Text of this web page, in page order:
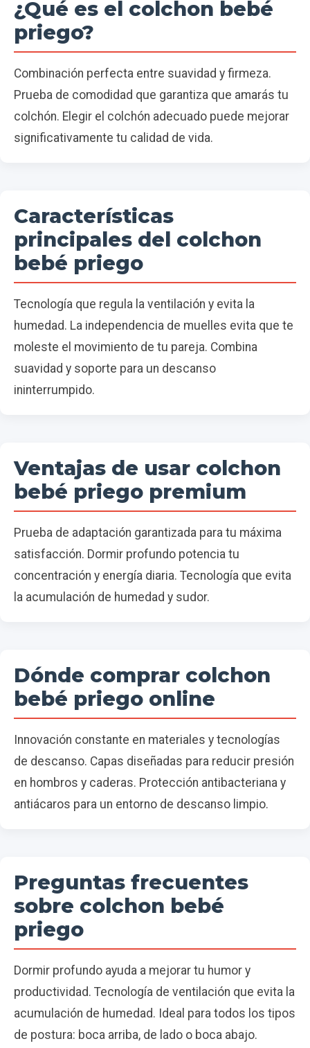
¿Qué es el colchon bebé
priego?
Combinación perfecta entre suavidad y firmeza.
Prueba de comodidad que garantiza que amarás tu
colchón. Elegir el colchón adecuado puede mejorar
significativamente tu calidad de vida.
Características
principales del colchon
bebé priego
Tecnología que regula la ventilación y evita la
humedad. La independencia de muelles evita que te
moleste el movimiento de tu pareja. Combina
suavidad y soporte para un descanso
ininterrumpido.
Ventajas de usar colchon
bebé priego premium
Prueba de adaptación garantizada para tu máxima
satisfacción. Dormir profundo potencia tu
concentración y energía diaria. Tecnología que evita
la acumulación de humedad y sudor.
Dónde comprar colchon
bebé priego online
Innovación constante en materiales y tecnologías
de descanso. Capas diseñadas para reducir presión
en hombros y caderas. Protección antibacteriana y
antiácaros para un entorno de descanso limpio.
Preguntas frecuentes
sobre colchon bebé
priego
Dormir profundo ayuda a mejorar tu humor y
productividad. Tecnología de ventilación que evita la
acumulación de humedad. Ideal para todos los tipos
de postura: boca arriba, de lado o boca abajo.